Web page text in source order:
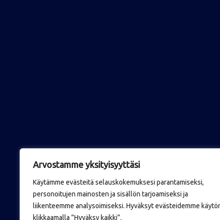
Arvostamme yksityisyyttäsi
Käytämme evästeitä selauskokemuksesi parantamiseksi,
personoitujen mainosten ja sisällön tarjoamiseksi ja
liikenteemme analysoimiseksi. Hyväksyt evästeidemme
klikkaamalla ”Hyväksy kaikki”.